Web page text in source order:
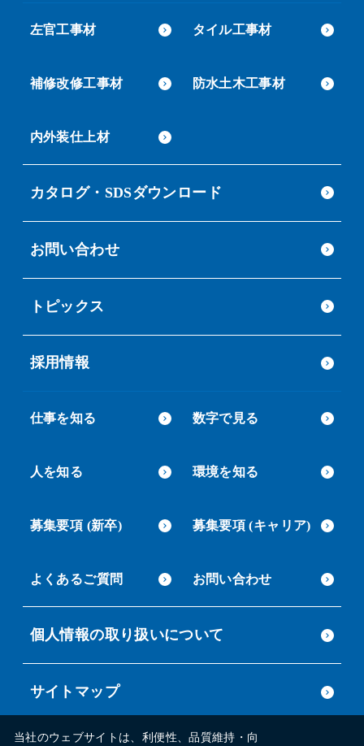
左官工事材 タイル工事材
補修改修工事材 防水土木工事材
内外装仕上材
カタログ・SDSダウンロード
お問い合わせ
トピックス
採用情報
仕事を知る 数字で見る
人を知る 環境を知る
募集要項 (新卒) 募集要項 (キャリア)
よくあるご質問 お問い合わせ
個人情報の取り扱いについて
サイトマップ
当社のウェブサイトは、利便性、品質維持・向